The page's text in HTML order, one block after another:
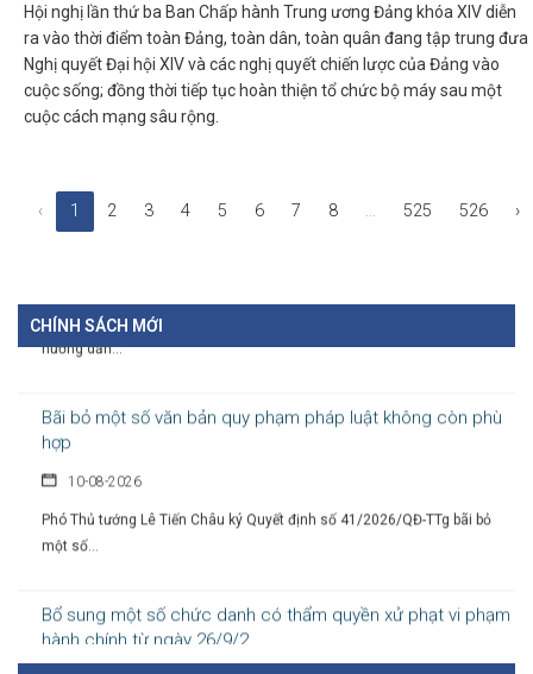
Hội nghị lần thứ ba Ban Chấp hành Trung ương Đảng khóa XIV diễn
ra vào thời điểm toàn Đảng, toàn dân, toàn quân đang tập trung đưa
Nghị quyết Đại hội XIV và các nghị quyết chiến lược của Đảng vào
cuộc sống; đồng thời tiếp tục hoàn thiện tổ chức bộ máy sau một
cuộc cách mạng sâu rộng.
‹ 1 2 3 4 5 6 7 8 ... 525 526 ›
CHÍNH SÁCH MỚI
Năm học 2026-2027: Không dạy trước lớp 1, đẩy mạnh giáo
dục STEM, AI và tiếng An...
hướng dẫn...
hợp
10-08-2026
Phó Thủ tướng Lê Tiến Châu ký Quyết định số 41/2026/QĐ-TTg bãi bỏ
một số...
hành chính từ ngày 26/9/2...
10-08-2026